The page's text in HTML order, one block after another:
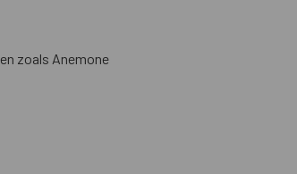
zoals Anemone